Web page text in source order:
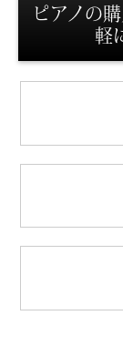
スタッフ紹介
ピアノの
軽